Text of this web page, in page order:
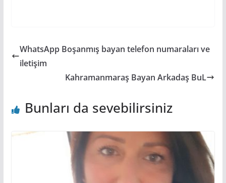
WhatsApp Boşanmış bayan telefon numaraları ve
iletişim
Kahramanmaraş Bayan Arkadaş BuL
Bunları da sevebilirsiniz